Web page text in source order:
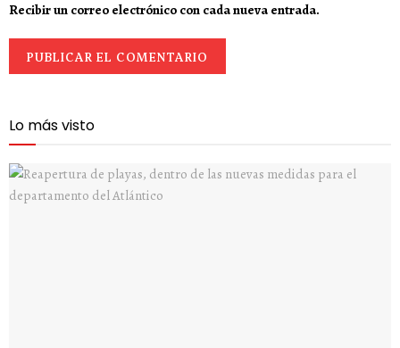
Recibir un correo electrónico con cada nueva entrada.
Lo más visto